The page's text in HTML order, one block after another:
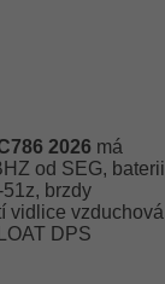
2026 má
od SEG, baterii
brzdy
vidlice vzduchová
DPS